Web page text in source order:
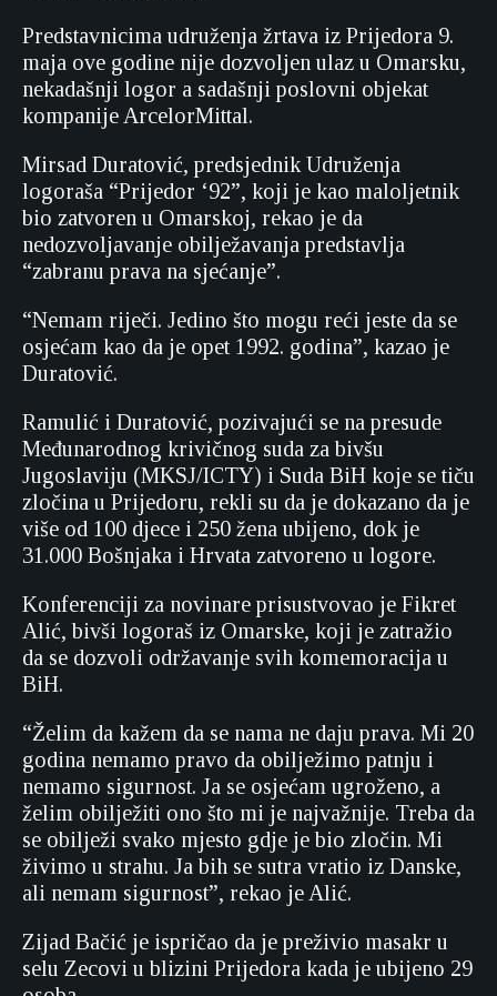
Predstavnicima udruženja žrtava iz Prijedora 9.
maja ove godine nije dozvoljen ulaz u Omarsku,
nekadašnji logor a sadašnji poslovni objekat
kompanije ArcelorMittal.
Mirsad Duratović, predsjednik Udruženja
logoraša “Prijedor ‘92”, koji je kao maloljetnik
bio zatvoren u Omarskoj, rekao je da
nedozvoljavanje obilježavanja predstavlja
“zabranu prava na sjećanje”.
“Nemam riječi. Jedino što mogu reći jeste da se
osjećam kao da je opet 1992. godina”, kazao je
Duratović.
Ramulić i Duratović, pozivajući se na presude
Međunarodnog krivičnog suda za bivšu
Jugoslaviju (MKSJ/ICTY) i Suda BiH koje se tiču
zločina u Prijedoru, rekli su da je dokazano da je
više od 100 djece i 250 žena ubijeno, dok je
31.000 Bošnjaka i Hrvata zatvoreno u logore.
Konferenciji za novinare prisustvovao je Fikret
Alić, bivši logoraš iz Omarske, koji je zatražio
da se dozvoli održavanje svih komemoracija u
BiH.
“Želim da kažem da se nama ne daju prava. Mi 20
godina nemamo pravo da obilježimo patnju i
nemamo sigurnost. Ja se osjećam ugroženo, a
želim obilježiti ono što mi je najvažnije. Treba da
se obilježi svako mjesto gdje je bio zločin. Mi
živimo u strahu. Ja bih se sutra vratio iz Danske,
ali nemam sigurnost”, rekao je Alić.
Zijad Bačić je ispričao da je preživio masakr u
selu Zecovi u blizini Prijedora kada je ubijeno 29